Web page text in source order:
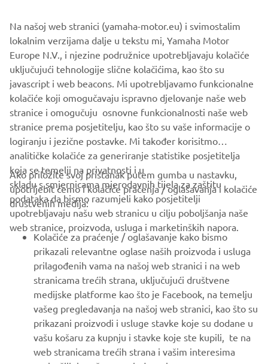
CORPORATE
FOR BUSINESS
MORE YAMAHA
SUPPORT
BILTEN
Na našoj web stranici (yamaha-motor.eu) i svimostalim
lokalnim verzijama dalje u tekstu mi, Yamaha Motor
Europe N.V., i njezine podružnice upotrebljavaju kolačiće
uključujući tehnologije slične kolačićima, kao što su
javascript i web beacons. Mi upotrebljavamo funkcionalne
kolačiće koji omogučavaju ispravno djelovanje naše web
stranice i omogučuju osnovne funkcionalnosti naše web
stranice prema posjetitelju, kao što su vaše informacije o
logiranju i jezične postavke. Mi također korisitmo
analitičke kolačiće za generiranje statistike posjetitelja
koja se temelji na privatnosti i u
skladu s smjernicama mjerodavnih tijela za zaštitu
podataka da bismo razumjeli kako posjetitelji
upotrebljavaju našu web stranicu u cilju poboljšanja naše
web stranice, proizvoda, usluga i marketinških napora.
Ako priložite svoj pristanak putem gumba u nastavku,
upotrijebit ćemo i kolačiće praćenja / oglašavanja i kolačiće
društvenih medija:
Kolačiće za praćenje / oglašavanje kako bismo
prikazali relevantne oglase naših proizvoda i usluga
prilagođenih vama na našoj web stranici i na web
stranicama trećih strana, uključujući društvene
medijske platforme kao što je Facebook, na temelju
vašeg pregledavanja na našoj web stranici, kao što su
prikazani proizvodi i usluge stavke koje su dodane u
vašu košaru za kupnju i stavke koje ste kupili, te na
web stranicama trećih strana i vašim interesima